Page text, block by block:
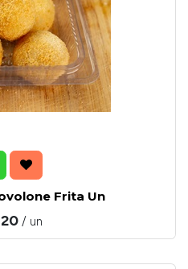
Frita Un
/ un